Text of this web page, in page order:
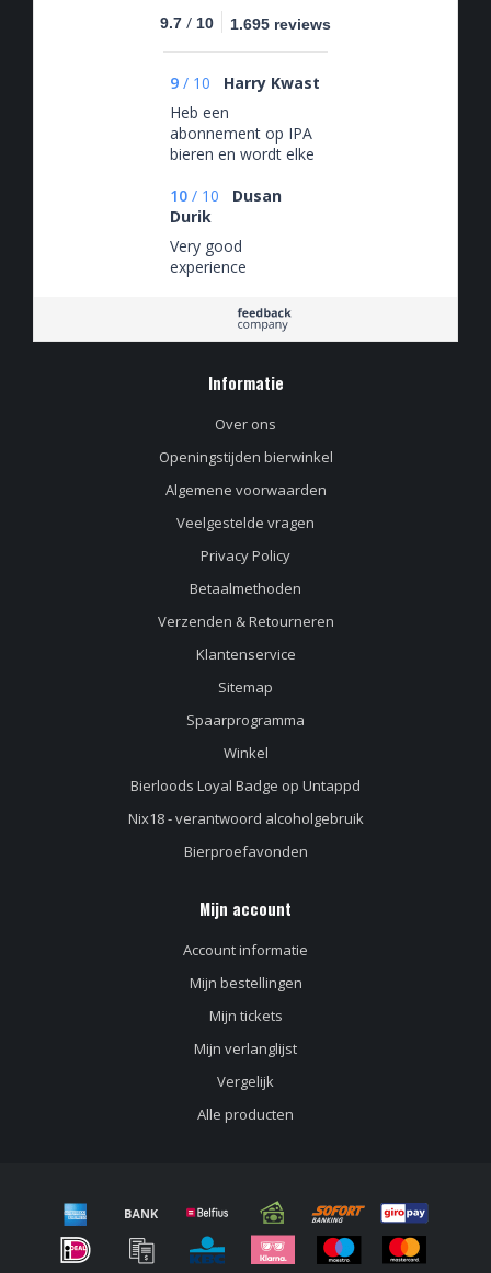
9.7 / 10 1.695 reviews
9 / 10
Harry Kwast
Heb een
abonnement op IPA
bieren en wordt elke
een nieuwe doos IPA
10 / 10
Dusan
Durik
Very good
experience
Informatie
Over ons
Openingstijden bierwinkel
Algemene voorwaarden
Veelgestelde vragen
Privacy Policy
Betaalmethoden
Verzenden & Retourneren
Klantenservice
Sitemap
Spaarprogramma
Winkel
Bierloods Loyal Badge op Untappd
Nix18 - verantwoord alcoholgebruik
Bierproefavonden
Mijn account
Account informatie
Mijn bestellingen
Mijn tickets
Mijn verlanglijst
Vergelijk
Alle producten